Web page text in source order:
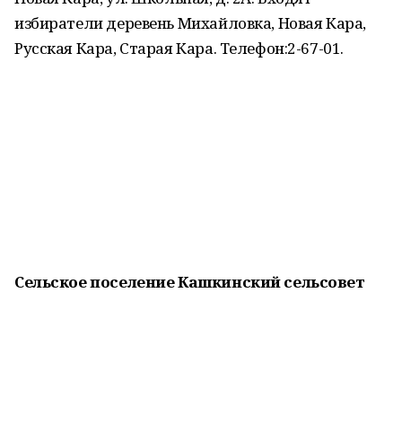
избиратели деревень Михайловка, Новая Кара,
Русская Кара, Старая Кара. Телефон:2-67-01.
Сельское поселение Кашкинский сельсовет